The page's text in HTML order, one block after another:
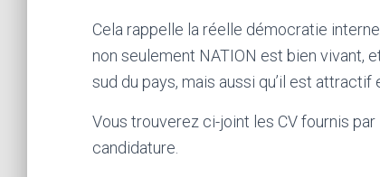
Cela rappelle la réelle démocratie
non seulement NATION est bien vivant,
sud du pays, mais aussi qu’il est attractif
Vous trouverez ci-joint les CV fournis
candidature.